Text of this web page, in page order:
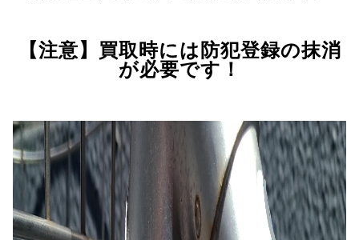
【注意】買取時には防犯登録の抹消
が必要です！